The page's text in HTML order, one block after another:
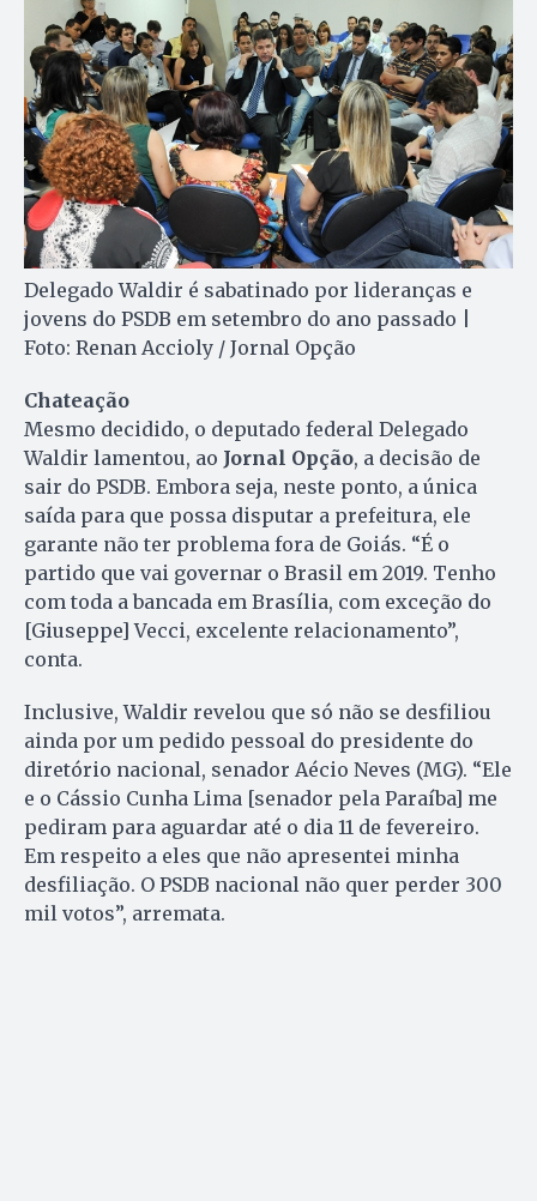
Delegado Waldir é sabatinado por lideranças e
jovens do PSDB em setembro do ano passado |
Foto: Renan Accioly / Jornal Opção
Chateação
Mesmo decidido, o deputado federal Delegado
Waldir lamentou, ao Jornal Opção, a decisão de
sair do PSDB. Embora seja, neste ponto, a única
saída para que possa disputar a prefeitura, ele
garante não ter problema fora de Goiás. “É o
partido que vai governar o Brasil em 2019. Tenho
com toda a bancada em Brasília, com exceção do
[Giuseppe] Vecci, excelente relacionamento”,
conta.
Inclusive, Waldir revelou que só não se desfiliou
ainda por um pedido pessoal do presidente do
diretório nacional, senador Aécio Neves (MG). “Ele
e o Cássio Cunha Lima [senador pela Paraíba] me
pediram para aguardar até o dia 11 de fevereiro.
Em respeito a eles que não apresentei minha
desfiliação. O PSDB nacional não quer perder 300
mil votos”, arremata.